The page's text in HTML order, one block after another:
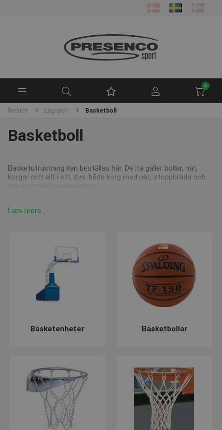
0
Forside Lagsport Basketboll
Basketboll
Basketutrustning kan beställas här. Detta gäller bollar, nät,
korgar och allt i ett, dvs. både korg med nät, stoppbräda och
Læs mere
Basketenheter Basketbollar